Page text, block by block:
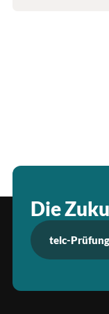
Die
telc-